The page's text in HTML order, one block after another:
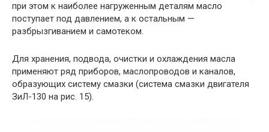
при этом к наиболее нагруженным деталям масло
поступает под давлением, а к остальным —
разбрызгиванием и самотеком.
Для хранения, подвода, очистки и охлаждения масла
применяют ряд приборов, маслопроводов и каналов,
образующих систему смазки (система смазки двигателя
ЗиЛ-130 на рис. 15).